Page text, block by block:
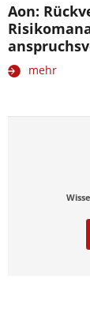
Aon:
mehr